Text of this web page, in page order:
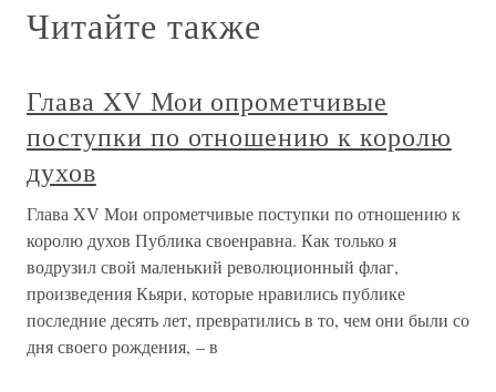
Читайте также
Глава XV Мои опрометчивые
поступки по отношению к королю
духов
Глава XV Мои опрометчивые поступки по отношению к
королю духов Публика своенравна. Как только я
водрузил свой маленький революционный флаг,
произведения Кьяри, которые нравились публике
последние десять лет, превратились в то, чем они были со
дня своего рождения, – в